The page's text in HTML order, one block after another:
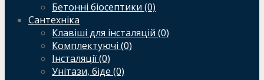
Бетонні біосептики (0)
Сантехніка
Клавіші для інсталяцій (0)
Комплектуючі (0)
Інсталяції (0)
Унітази, біде (0)